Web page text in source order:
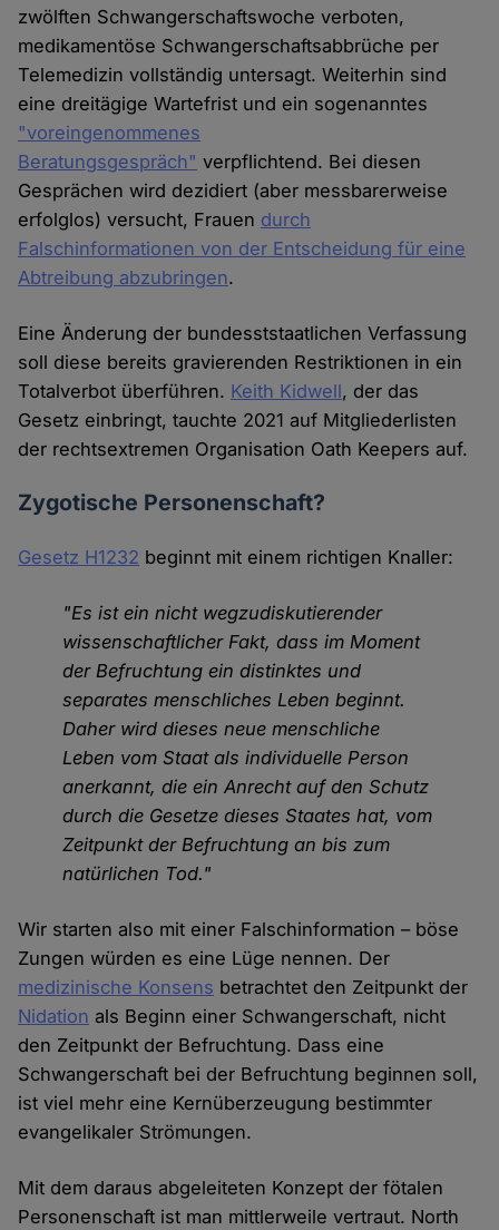
zwölften Schwangerschaftswoche verboten,
medikamentöse Schwangerschaftsabbrüche per
Telemedizin vollständig untersagt. Weiterhin sind
eine dreitägige Wartefrist und ein sogenanntes
"voreingenommenes
Beratungsgespräch" verpflichtend. Bei diesen
Gesprächen wird dezidiert (aber messbarerweise
erfolglos) versucht, Frauen durch
Falschinformationen von der Entscheidung für eine
Abtreibung abzubringen.
Eine Änderung der bundesststaatlichen Verfassung
soll diese bereits gravierenden Restriktionen in ein
Totalverbot überführen. Keith Kidwell, der das
Gesetz einbringt, tauchte 2021 auf Mitgliederlisten
der rechtsextremen Organisation Oath Keepers auf.
Zygotische Personenschaft?
Gesetz H1232 beginnt mit einem richtigen Knaller:
"Es ist ein nicht wegzudiskutierender
wissenschaftlicher Fakt, dass im Moment
der Befruchtung ein distinktes und
separates menschliches Leben beginnt.
Daher wird dieses neue menschliche
Leben vom Staat als individuelle Person
anerkannt, die ein Anrecht auf den Schutz
durch die Gesetze dieses Staates hat, vom
Zeitpunkt der Befruchtung an bis zum
natürlichen Tod."
Wir starten also mit einer Falschinformation – böse
Zungen würden es eine Lüge nennen. Der
medizinische Konsens betrachtet den Zeitpunkt der
Nidation als Beginn einer Schwangerschaft, nicht
den Zeitpunkt der Befruchtung. Dass eine
Schwangerschaft bei der Befruchtung beginnen soll,
ist viel mehr eine Kernüberzeugung bestimmter
evangelikaler Strömungen.
Mit dem daraus abgeleiteten Konzept der fötalen
Personenschaft ist man mittlerweile vertraut. North